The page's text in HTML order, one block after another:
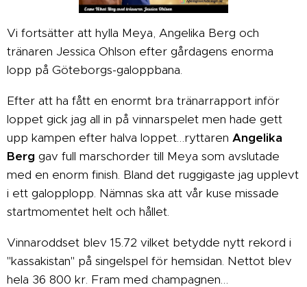
Vi fortsätter att hylla Meya, Angelika Berg och
tränaren Jessica Ohlson efter gårdagens enorma
lopp på Göteborgs-galoppbana.
Efter att ha fått en enormt bra tränarrapport inför
loppet gick jag all in på vinnarspelet men hade gett
upp kampen efter halva loppet…ryttaren Angelika
Berg gav full marschorder till Meya som avslutade
med en enorm finish. Bland det ruggigaste jag upplevt
i ett galopplopp. Nämnas ska att vår kuse missade
startmomentet helt och hållet.
Vinnaroddset blev 15.72 vilket betydde nytt rekord i
"kassakistan" på singelspel för hemsidan. Nettot blev
hela 36 800 kr. Fram med champagnen…